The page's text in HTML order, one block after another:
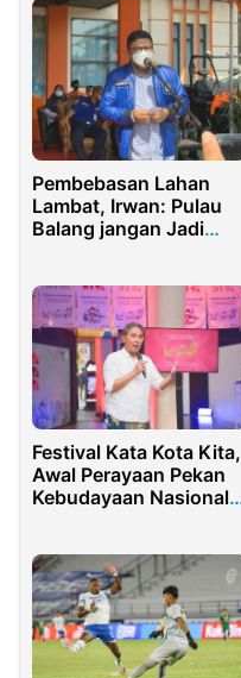
Pembebasan Lahan
Lambat, Irwan: Pulau
Balang jangan Jadi
Festival Kata Kota Kita,
Awal Perayaan Pekan
Kebudayaan Nasional